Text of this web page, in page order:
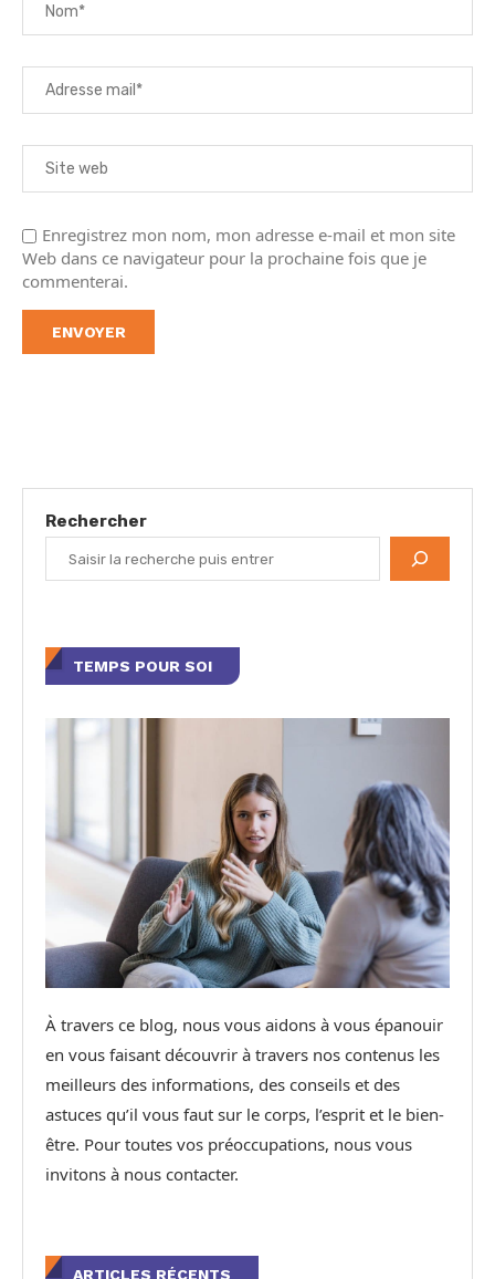
Enregistrez mon nom, mon adresse e-mail et mon site
Web dans ce navigateur pour la prochaine fois que je
commenterai.
Rechercher
TEMPS POUR SOI
À travers ce blog, nous vous aidons à vous épanouir
en vous faisant découvrir à travers nos contenus les
meilleurs des informations, des conseils et des
astuces qu’il vous faut sur le corps, l’esprit et le bien-
être. Pour toutes vos préoccupations, nous vous
invitons à nous contacter.
ARTICLES RÉCENTS